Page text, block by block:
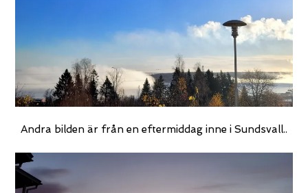
Andra bilden är från en eftermiddag inne i Sundsvall..